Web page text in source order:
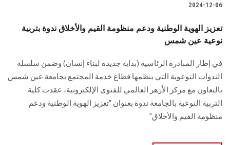
الزائـرون
سجل الان
2024-12-06
تعزيز الهوية الوطنية ودعم منظومة القيم والأخلاق ندوة بتربية
نوعية عين شمس
في إطار المبادرة الرئاسية (بداية جديدة لبناء إنسان) وضمن سلسلة
الندوات التوعوية التي ينظمها قطاع خدمة المجتمع بجامعة عين شمس
بالتعاون مع مركز الأزهر العالمي للفتوى الإلكترونية، عقدت كلية
التربية النوعية بالجامعة ندوة بعنوان "تعزيز الهوية الوطنية ودعم
منظومة القيم والأخلاق"